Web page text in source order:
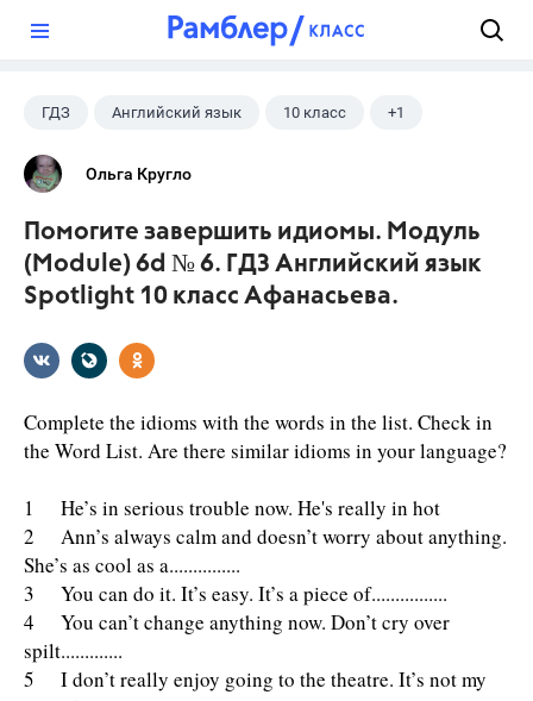
ГДЗ Английский язык 10 класс +1
Афанасьева О. В.
Ольга Кругло
Помогите завершить идиомы. Модуль
(Module) 6d № 6. ГДЗ Английский язык
Spotlight 10 класс Афанасьева.
Complete the idioms with the words in the list. Check in
the Word List. Are there similar idioms in your language?
1 He’s in serious trouble now. He's really in hot
2 Ann’s always calm and doesn’t worry about anything.
She’s as cool as a...............
3 You can do it. It’s easy. It’s a piece of................
4 You can’t change anything now. Don’t cry over
spilt.............
5 I don’t really enjoy going to the theatre. It’s not my